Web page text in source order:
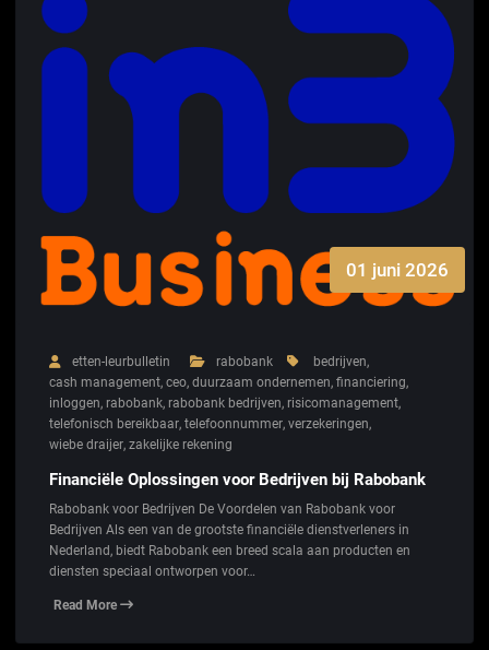
01 juni 2026
etten-leurbulletin rabobank bedrijven,
cash management, ceo, duurzaam ondernemen, financiering,
inloggen, rabobank, rabobank bedrijven, risicomanagement,
telefonisch bereikbaar, telefoonnummer, verzekeringen,
wiebe draijer, zakelijke rekening
Financiële Oplossingen voor Bedrijven bij Rabobank
Rabobank voor Bedrijven De Voordelen van Rabobank voor
Bedrijven Als een van de grootste financiële dienstverleners in
Nederland, biedt Rabobank een breed scala aan producten en
diensten speciaal ontworpen voor…
Read More